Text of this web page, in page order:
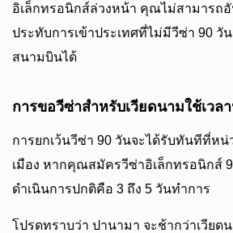
อิเล็กทรอนิกส์ล่วงหน้า คุณไม่สามารถอั
ประทับการเข้าประเทศที่ไม่มีวีซ่า 90 วั
สนามบินได้
การขอวีซ่าสำหรับเวียดนามใช้เวล
การยกเว้นวีซ่า 90 วันจะได้รับทันทีที่หน่
เมือง หากคุณสมัครวีซ่าอิเล็กทรอนิกส์
ดำเนินการปกติคือ 3 ถึง 5 วันทำการ
โปรดทราบว่า ปานามา จะช้ากว่าเวียด